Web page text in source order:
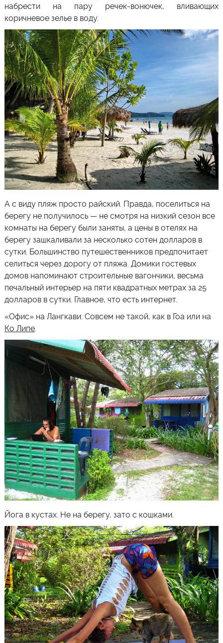
набрести на пару речек-вонючек, вливающих
коричневое зелье в воду.
А с виду пляж просто райский. Правда, поселиться на
берегу не получилось — не смотря на низкий сезон все
комнаты на берегу были заняты, а цены в отелях на
берегу зашкаливали за несколько сотен долларов в
сутки. Большинство путешественников предпочитает
селиться через дорогу от пляжа. Домики гостевых
домов напоминают строительные вагончики, весьма
печальный интерьер на пяти квадратных метрах за 25
долларов в сутки. Главное, что есть интернет.
«Офис» на Лангкави. Совсем не такой, как в Гоа или на
Ко Липе.
Йога в кустах. Не на берегу, зато с кошками.